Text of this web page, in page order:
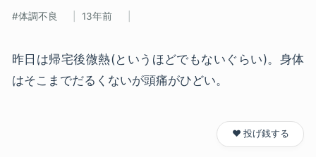
体調不良 13年前
昨日は帰宅後微熱(というほどでもないぐらい)。身体
はそこまでだるくないが頭痛がひどい。
❤️ 投げ銭する